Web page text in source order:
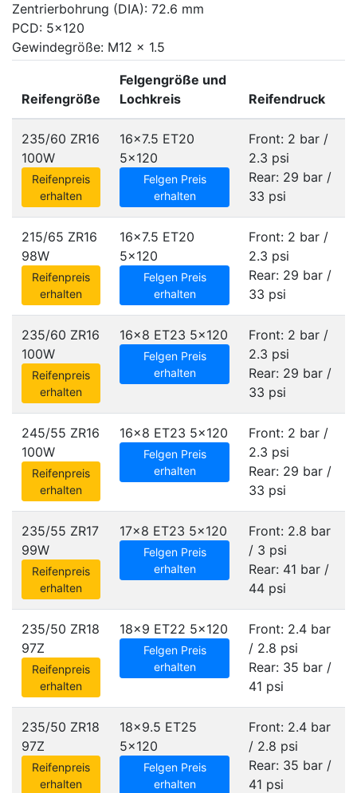
Zentrierbohrung (DIA): 72.6 mm
PCD: 5x120
Gewindegröße: M12 x 1.5
Reifengröße
Felgengröße und
Lochkreis
Reifendruck
235/60 ZR16
100W
Reifenpreis
erhalten
16x7.5 ET20
5x120
Felgen Preis
erhalten
Front: 2 bar /
2.3 psi
Rear: 29 bar /
33 psi
215/65 ZR16
98W
Reifenpreis
erhalten
16x7.5 ET20
5x120
Felgen Preis
erhalten
Front: 2 bar /
2.3 psi
Rear: 29 bar /
33 psi
235/60 ZR16
100W
Reifenpreis
erhalten
16x8 ET23 5x120
Felgen Preis
erhalten
Front: 2 bar /
2.3 psi
Rear: 29 bar /
33 psi
245/55 ZR16
100W
Reifenpreis
erhalten
16x8 ET23 5x120
Felgen Preis
erhalten
Front: 2 bar /
2.3 psi
Rear: 29 bar /
33 psi
235/55 ZR17
99W
Reifenpreis
erhalten
17x8 ET23 5x120
Felgen Preis
erhalten
Front: 2.8 bar
/ 3 psi
Rear: 41 bar /
44 psi
235/50 ZR18
97Z
Reifenpreis
erhalten
18x9 ET22 5x120
Felgen Preis
erhalten
Front: 2.4 bar
/ 2.8 psi
Rear: 35 bar /
41 psi
235/50 ZR18
97Z
Reifenpreis
erhalten
18x9.5 ET25
5x120
Felgen Preis
erhalten
Front: 2.4 bar
/ 2.8 psi
Rear: 35 bar /
41 psi